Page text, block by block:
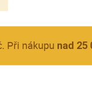
Při nákupu nad 25